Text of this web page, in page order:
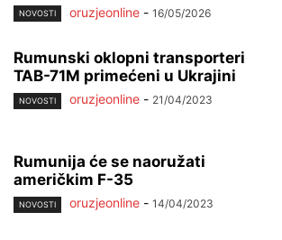
NOVOSTI oruzjeonline - 16/05/2026
Rumunski oklopni transporteri
TAB-71M primećeni u Ukrajini
NOVOSTI oruzjeonline - 21/04/2023
Rumunija će se naoružati
američkim F-35
NOVOSTI oruzjeonline - 14/04/2023